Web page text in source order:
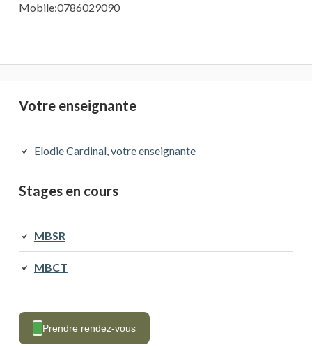
Mobile:0786029090
Barre
principale
Votre enseignante
Elodie Cardinal, votre enseignante
Stages en cours
MBSR
MBCT
Prendre rendez-vous